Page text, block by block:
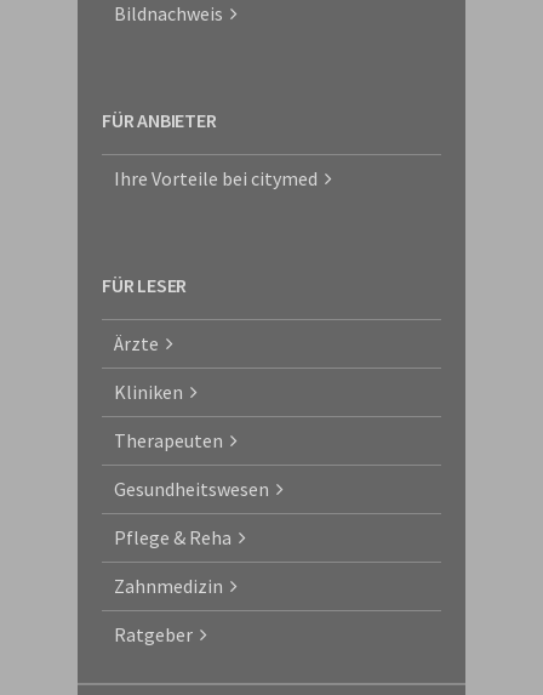
Bildnachweis
FÜR ANBIETER
Ihre Vorteile bei citymed
FÜR LESER
Ärzte
Kliniken
Therapeuten
Gesundheitswesen
Pflege & Reha
Zahnmedizin
Ratgeber